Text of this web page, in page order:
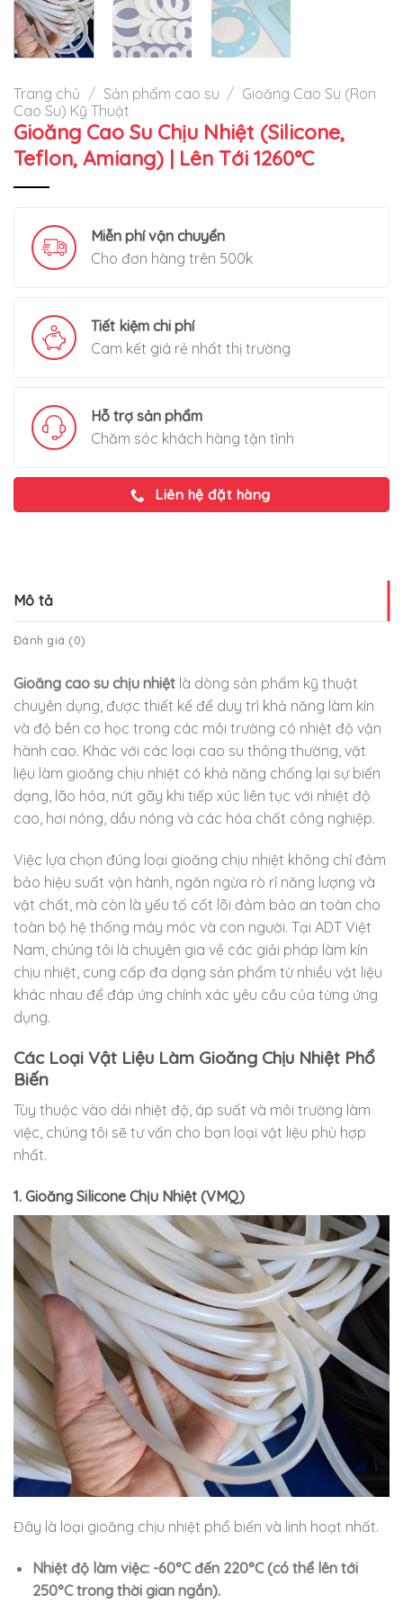
Trang chủ / Sản phẩm cao su / Gioăng Cao Su (Ron
Cao Su) Kỹ Thuật
Gioăng Cao Su Chịu Nhiệt (Silicone,
Teflon, Amiang) | Lên Tới 1260°C
Miễn phí vận chuyển
Cho đơn hàng trên 500k
Tiết kiệm chi phí
Cam kết giá rẻ nhất thị trường
Hỗ trợ sản phẩm
Chăm sóc khách hàng tận tình
Liên hệ đặt hàng
Mô tả
Đánh giá (0)
Gioăng cao su chịu nhiệt là dòng sản phẩm kỹ thuật
chuyên dụng, được thiết kế để duy trì khả năng làm kín
và độ bền cơ học trong các môi trường có nhiệt độ vận
hành cao. Khác với các loại cao su thông thường, vật
liệu làm gioăng chịu nhiệt có khả năng chống lại sự biến
dạng, lão hóa, nứt gãy khi tiếp xúc liên tục với nhiệt độ
cao, hơi nóng, dầu nóng và các hóa chất công nghiệp.
Việc lựa chọn đúng loại gioăng chịu nhiệt không chỉ đảm
bảo hiệu suất vận hành, ngăn ngừa rò rỉ năng lượng và
vật chất, mà còn là yếu tố cốt lõi đảm bảo an toàn cho
toàn bộ hệ thống máy móc và con người. Tại ADT Việt
Nam, chúng tôi là chuyên gia về các giải pháp làm kín
chịu nhiệt, cung cấp đa dạng sản phẩm từ nhiều vật liệu
khác nhau để đáp ứng chính xác yêu cầu của từng ứng
dụng.
Các Loại Vật Liệu Làm Gioăng Chịu Nhiệt Phổ
Biến
Tùy thuộc vào dải nhiệt độ, áp suất và môi trường làm
việc, chúng tôi sẽ tư vấn cho bạn loại vật liệu phù hợp
nhất.
1. Gioăng Silicone Chịu Nhiệt (VMQ)
Đây là loại gioăng chịu nhiệt phổ biến và linh hoạt nhất.
Nhiệt độ làm việc: -60°C đến 220°C (có thể lên tới
250°C trong thời gian ngắn).